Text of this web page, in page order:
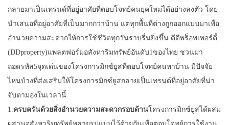
กลายมาเป็นเทรนด์ที่อยู่อาศัยที่ตอบโจทย์คนยุคใหม่ได้อย่างลงตัว โดย
นำเสนอที่อยู่อาศัยที่เป็นมากกว่าบ้าน แต่ทุกพื้นที่ต่างถูกออกแบบมาเพื่อ
อำนวยความสะดวกให้การใช้ชีวิตทุกวันราบรื่นยิ่งขึ้น ดีดีพร็อพเพอร์ตี้
(DDproperty)แพลตฟอร์มอสังหาริมทรัพย์อันดับ1ของไทย ชวนมา
ถอดรหัส5จุดเด่นของโครงการมิกซ์ยูสที่ตอบโจทย์คนหาบ้าน มีปัจจัย
ไหนบ้างที่ส่งเสริมให้โครงการมิกซ์ยูสกลายเป็นเทรนด์ที่อยู่อาศัยที่น่า
จับตามองในเวลานี้
1.ครบครันด้วยสิ่งอำนวยความสะดวกรอบด้านโครงการมิกซ์ยูสได้ผสม